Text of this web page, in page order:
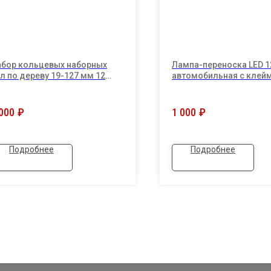
кольцевых наборных
по дереву 19-127 мм 12
₽
Подробнее
Лампа-переноска LED
автомобильная с
1 000 ₽
Подробнее